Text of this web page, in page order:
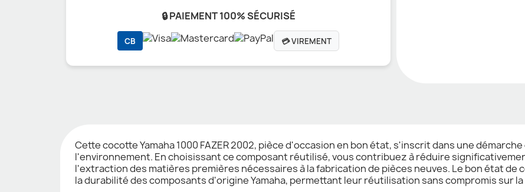
🔒 PAIEMENT 100% SÉCURISÉ
CB 💳 VIREMENT
Cette cocotte Yamaha 1000 FAZER 2002, pièce d'occasion en bon état, s'inscrit dans une
l'environnement. En choisissant ce composant réutilisé, vous contribuez à réduire
l'extraction des matières premières nécessaires à la fabrication de pièces neuves. Le bon état
la durabilité des composants d'origine Yamaha, permettant leur réutilisation sans compromis sur